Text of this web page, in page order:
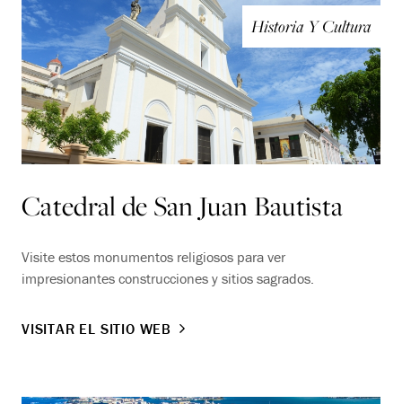
Historia Y Cultura
Catedral de San Juan Bautista
Visite estos monumentos religiosos para ver
impresionantes construcciones y sitios sagrados.
VISITAR EL SITIO WEB